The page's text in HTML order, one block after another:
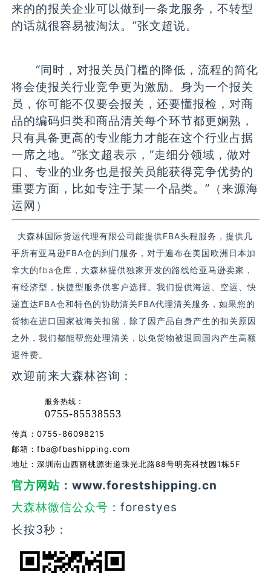
来的的报关企业可以做到一条龙服务，不转型
的话就很容易被淘汰。”张文超说。
“同时，对报关员门槛的降低，流程的简化
将会使报关行业竞争更为激励。身为一个报关
员，你可能不仅要会报关，还要懂报检，对商
品的编码归类和商品清关每个环节都更娴熟，
只有具备更高的专业能力才能在这个行业占据
一席之地。”张文超表示，“走细分领域，做对
口、专业的业务也是报关员能获得竞争优势的
重要方面，比如专注于某一个品类。”（来源海
运网）
大森林国际货运代理有限公司能提供FBA头程服务，提供几
乎所有亚马逊FBA仓的到门服务，对于遍布在美国欧洲日本加
拿大的fba仓库，大森林提供独家开发的路线给亚马逊卖家，
有经济型，快捷型服务供客户选择。我们提供海运、空运、快
递直达FBA仓和特色的协助清关FBA代理清关服务，如果您的
货物在进口国家被海关扣留，除了因产品自身产生的扣关原因
之外，我们都能帮您处理清关，以免货物被退回国内产生高额
退件费。
欢迎前来大森林咨询：
服务热线：
0755-85538553
传真：0755-86098215
邮箱：fba@fbashipping.com
地址：深圳南山西丽桃源街道珠光北路88号明亮科技园1栋5F
官方网站 ：www.forestshipping.cn
大森林微信公众号 ：forestyes
长按3秒：